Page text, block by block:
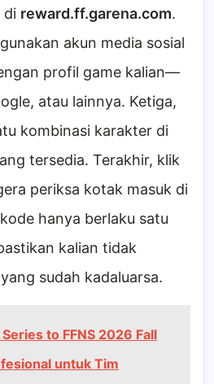
di reward.ff.garena.com.
akun media sosial
profil game kalian—
atau lainnya. Ketiga,
kombinasi karakter di
tersedia. Terakhir, klik
periksa kotak masuk di
hanya berlaku satu
kalian tidak
sudah kadaluarsa.
to FFNS 2026 Fall
untuk Tim